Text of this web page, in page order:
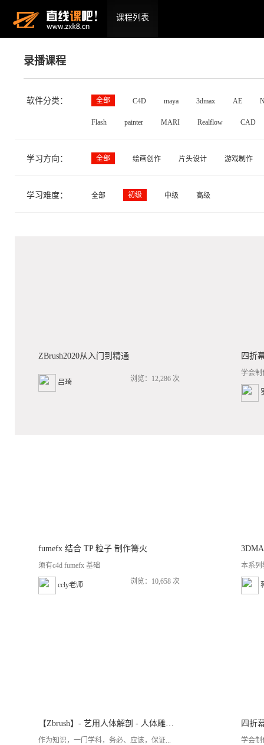
课程列表
录播课程
软件分类： 全部 C4D maya 3dmax AE
Flash painter MARI Realflow CAD
学习方向： 全部 绘画创作 片头设计 游戏制作
学习难度： 全部 初级 中级 高级
ZBrush2020从入门到精通
吕琦 浏览：12,286 次
四折
学会制
fumefx 结合 TP 粒子 制作篝火
须有c4d fumefx 基础
ccly老师 浏览：10,658 次
本系列
【Zbrush】- 艺用人体解剖 - 人体雕刻速成指南
作为知识，一门学科，务必、应该，保证...
四折
学会制